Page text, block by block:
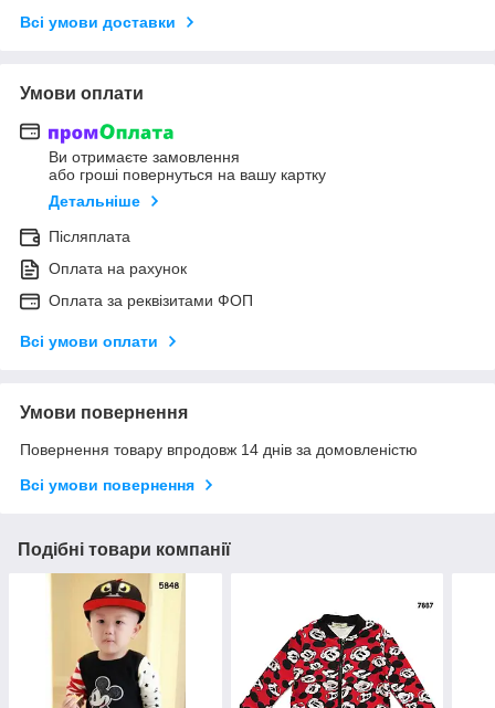
Всі умови доставки
Умови оплати
Ви отримаєте замовлення
або гроші повернуться на вашу картку
Детальніше
Післяплата
Оплата на рахунок
Оплата за реквізитами ФОП
Всі умови оплати
Умови повернення
Повернення товару впродовж 14 днів за домовленістю
Всі умови повернення
Подібні товари компанії